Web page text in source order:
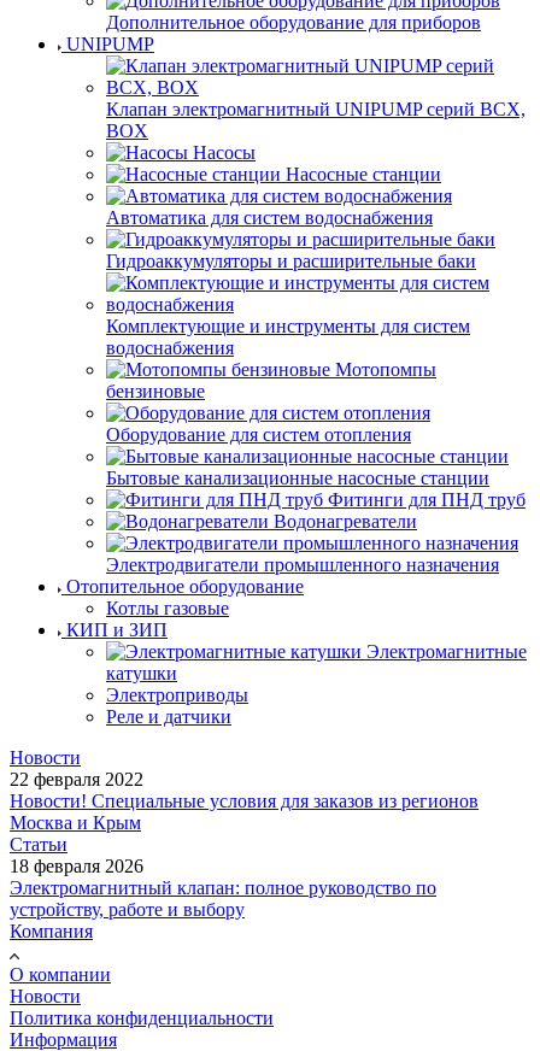
Дополнительное оборудование для приборов
UNIPUMP
Клапан электромагнитный UNIPUMP серий BCX,
BOX
Насосы
Насосные станции
Автоматика для систем водоснабжения
Гидроаккумуляторы и расширительные баки
Комплектующие и инструменты для систем
водоснабжения
Мотопомпы
бензиновые
Оборудование для систем отопления
Бытовые канализационные насосные станции
Фитинги для ПНД труб
Водонагреватели
Электродвигатели промышленного назначения
Отопительное оборудование
Котлы газовые
КИП и ЗИП
Электромагнитные
катушки
Электроприводы
Реле и датчики
Новости
22 февраля 2022
Новости! Специальные условия для заказов из регионов
Москва и Крым
Статьи
18 февраля 2026
Электромагнитный клапан: полное руководство по
устройству, работе и выбору
Компания
О компании
Новости
Политика конфиденциальности
Информация